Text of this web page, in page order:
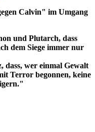
Calvin" im Umgang
und Plutarch, dass
dem Siege immer nur
dass, wer einmal Gewalt
Terror begonnen, keine